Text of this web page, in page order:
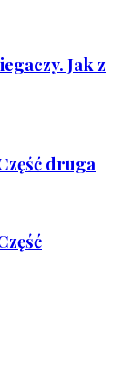
Jak z
druga